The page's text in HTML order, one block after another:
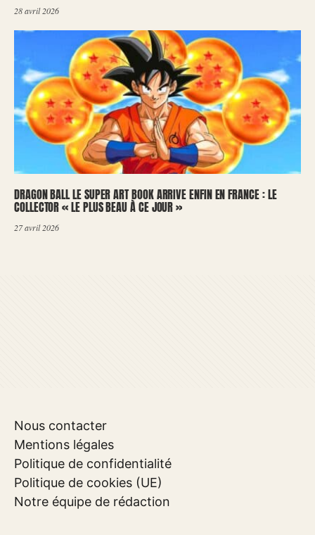
28 avril 2026
DRAGON BALL LE SUPER ART BOOK ARRIVE ENFIN EN FRANCE : LE
COLLECTOR « LE PLUS BEAU À CE JOUR »
27 avril 2026
Nous contacter
Mentions légales
Politique de confidentialité
Politique de cookies (UE)
Notre équipe de rédaction